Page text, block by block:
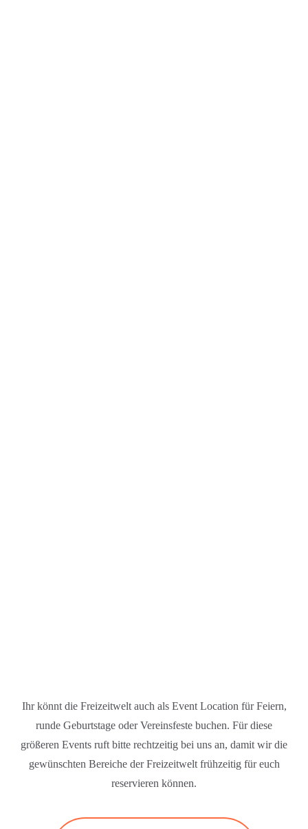
Ihr könnt die Freizeitwelt auch als Event Location für Feiern,
runde Geburtstage oder Vereinsfeste buchen. Für diese
größeren Events ruft bitte rechtzeitig bei uns an, damit wir die
gewünschten Bereiche der Freizeitwelt frühzeitig für euch
reservieren können.